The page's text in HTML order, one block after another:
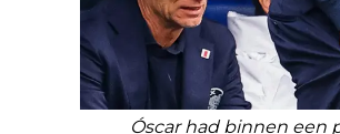
Óscar had binnen een